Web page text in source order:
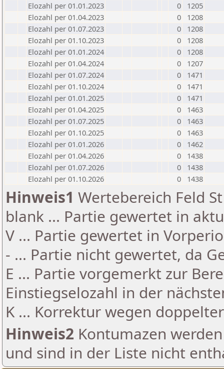
Elozahl per 01.01.2023
0
1205
Elozahl per 01.04.2023
0
1208
Elozahl per 01.07.2023
0
1208
Elozahl per 01.10.2023
0
1208
Elozahl per 01.01.2024
0
1208
Elozahl per 01.04.2024
0
1207
Elozahl per 01.07.2024
0
1471
Elozahl per 01.10.2024
0
1471
Elozahl per 01.01.2025
0
1471
Elozahl per 01.04.2025
0
1463
Elozahl per 01.07.2025
0
1463
Elozahl per 01.10.2025
0
1463
Elozahl per 01.01.2026
0
1462
Elozahl per 01.04.2026
0
1438
Elozahl per 01.07.2026
0
1438
Elozahl per 01.10.2026
0 1438
Hinweis1 Wertebereich Feld
blank ... Partie gewertet in
V ... Partie gewertet in
- ... Partie nicht gewertet, da
E ... Partie vorgemerkt zur
Einstiegselozahl in der
K ... Korrektur wegen
Hinweis2 Kontumazen
und sind in der Liste nicht